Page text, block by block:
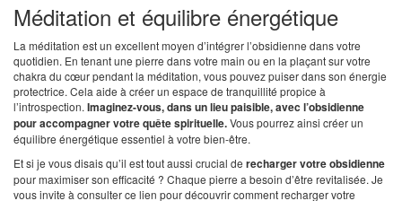
Méditation et équilibre énergétique
La méditation est un excellent moyen d’intégrer l’obsidienne dans votre
quotidien. En tenant une pierre dans votre main ou en la plaçant sur votre
chakra du cœur pendant la méditation, vous pouvez puiser dans son énergie
protectrice. Cela aide à créer un espace de tranquillité propice à
l’introspection. Imaginez-vous, dans un lieu paisible, avec l’obsidienne
pour accompagner votre quête spirituelle.Vous pourrez ainsi créer un
équilibre énergétique essentiel à votre bien-être.
Et si je vous disais qu’il est tout aussi crucial de recharger votre obsidienne
pour maximiser son efficacité ? Chaque pierre a besoin d’être revitalisée. Je
vous invite à consulter ce lien pour découvrir comment recharger votre